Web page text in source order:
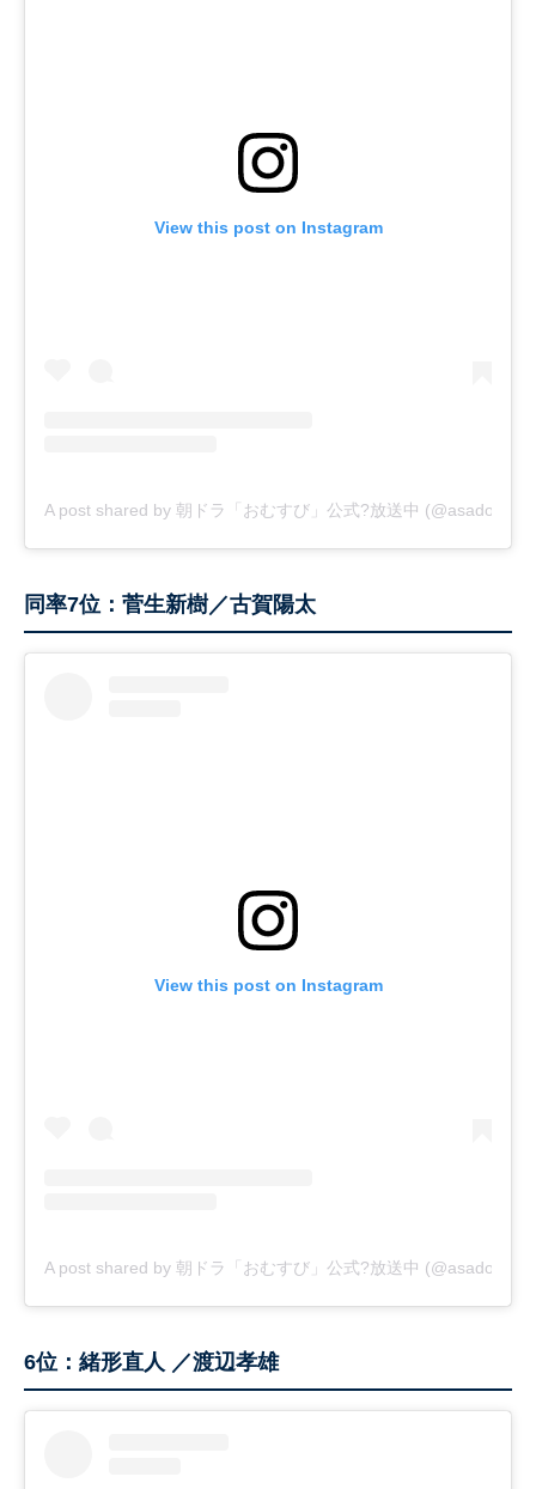
View this post on Instagram
A post shared by 朝ドラ「おむすび」公式?放送中
同率7位：菅生新樹／古賀陽太
View this post on Instagram
A post shared by 朝ドラ「おむすび」公式?放送中
6位：緒形直人 ／渡辺孝雄